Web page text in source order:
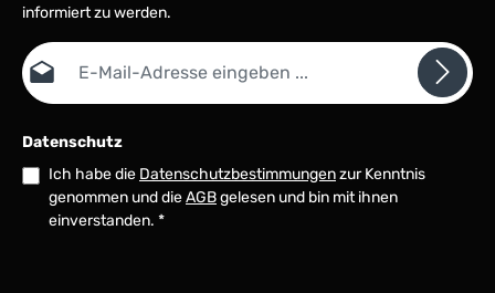
informiert zu werden.
E-Mail-Adresse*
Datenschutz
Ich habe die Datenschutzbestimmungenzur Kenntnis
genommen und dieAGBgelesen und bin mit ihnen
einverstanden. *